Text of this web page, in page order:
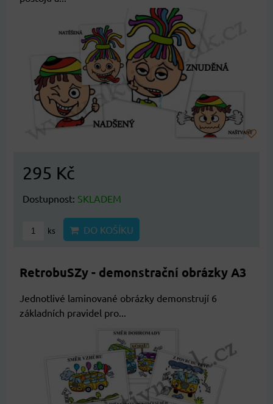
295 Kč
Dostupnost: SKLADEM
ks DO KOŠÍKU
RetrobuSZy - demonstrační obrázky A3
Jednotlivé laminované obrázky demonstrují 6
základních pravidel pro...